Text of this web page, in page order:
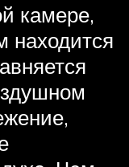
камере,
находится